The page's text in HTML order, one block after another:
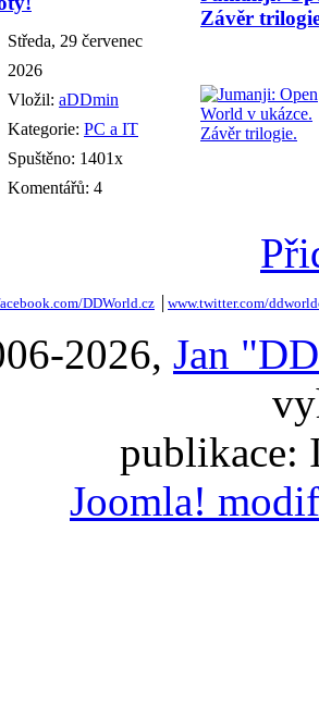
Středa, 29 červenec
2026
Vložil: aDDmin
Kategorie: PC a IT
Spuštěno: 1401x
Komentářů: 4
Závěr
DDWorld.cz www.twitter.com/
2026, Jan
publikace:
Joomla!